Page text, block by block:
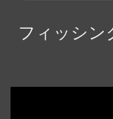
フィッシン